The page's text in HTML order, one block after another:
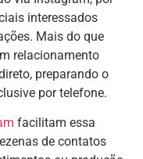
interessados
Mais do que
relacionamento
preparando o
por telefone.
facilitam essa
de contatos